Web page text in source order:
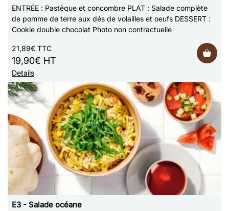
ENTRÉE : Pastèque et concombre PLAT : Salade complète
de pomme de terre aux dés de volailles et oeufs DESSERT :
Cookie double chocolat Photo non contractuelle
21,89€ TTC
19,90€ HT
Details
E3 - Salade océane